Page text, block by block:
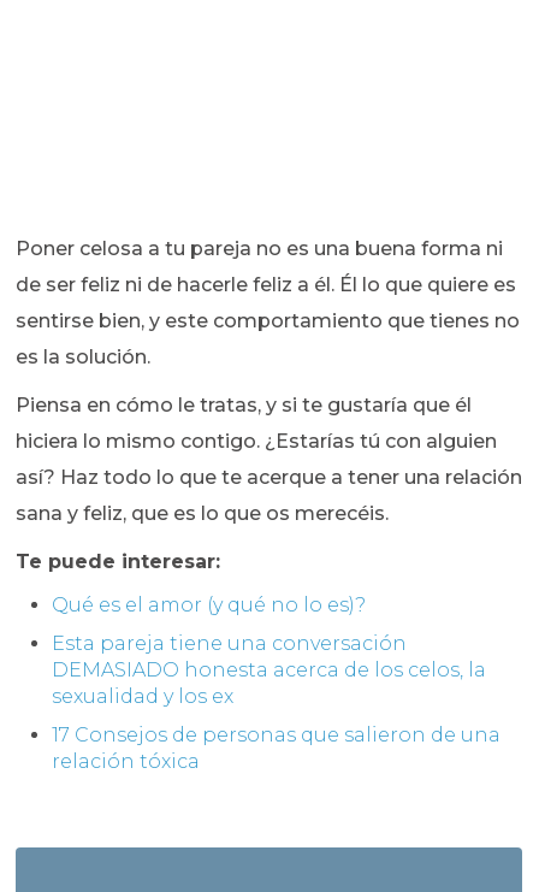
Poner celosa a tu pareja no es una buena forma ni
de ser feliz ni de hacerle feliz a él. Él lo que quiere es
sentirse bien, y este comportamiento que tienes no
es la solución.
Piensa en cómo le tratas, y si te gustaría que él
hiciera lo mismo contigo. ¿Estarías tú con alguien
así? Haz todo lo que te acerque a tener una relación
sana y feliz, que es lo que os merecéis.
Te puede interesar:
Qué es el amor (y qué no lo es)?
Esta pareja tiene una conversación
DEMASIADO honesta acerca de los celos, la
sexualidad y los ex
17 Consejos de personas que salieron de una
relación tóxica